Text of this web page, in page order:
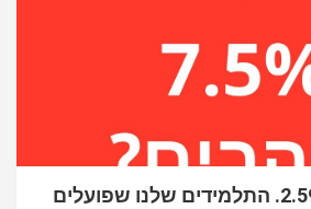
הנאסד"ק עלה 2.59%. התלמידים שלנו שפועלים